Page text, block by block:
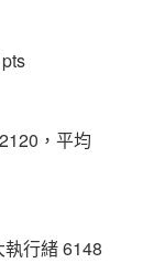
，平均
行緒 6148